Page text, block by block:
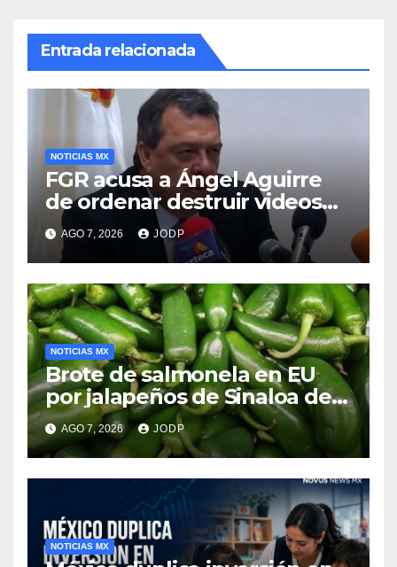
Entrada relacionada
NOTICIAS MX
FGR acusa a Ángel Aguirre
de ordenar destruir videos
clave del caso Ayotzinapa
AGO 7, 2026 JODP
NOTICIAS MX
Brote de salmonela en EU
por jalapeños de Sinaloa deja
345 enfermos y 36
hospitalizados
AGO 7, 2026 JODP
NOTICIAS MX